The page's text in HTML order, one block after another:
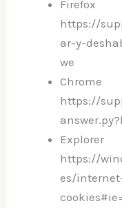
https://
ar-y-
we
https://
https://
es/